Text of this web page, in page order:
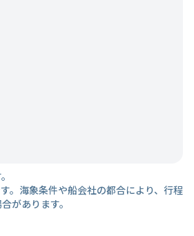
。海象条件や船会社の都合により、行程
があります。